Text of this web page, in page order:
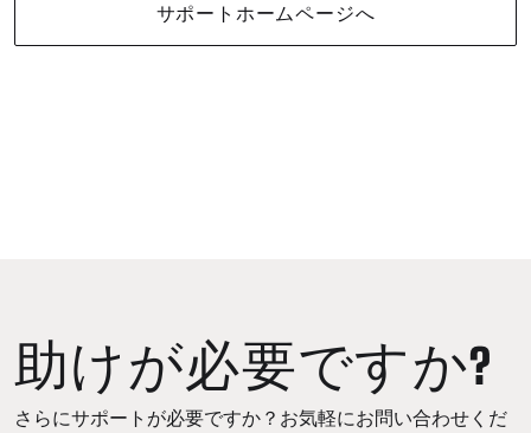
サポートホームページへ
助けが必要ですか?
さらにサポートが必要ですか？お気軽にお問い合わせくだ